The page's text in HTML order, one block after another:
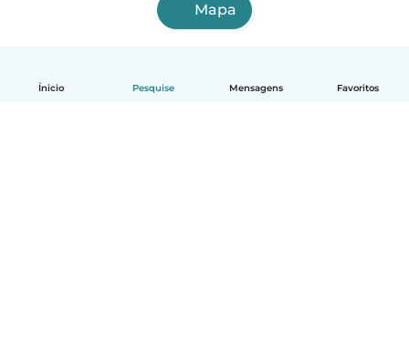
Ínicio Pesquise Mensagens Favoritos
Mapa